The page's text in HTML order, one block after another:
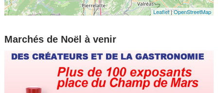
Leaflet|OpenStreetMap
Marchés de Noël à venir